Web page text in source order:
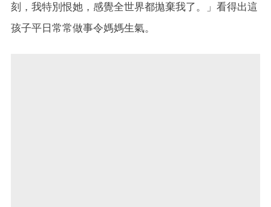
刻，我特別恨她，感覺全世界都拋棄我了。」看得出這
孩子平日常常做事令媽媽生氣。